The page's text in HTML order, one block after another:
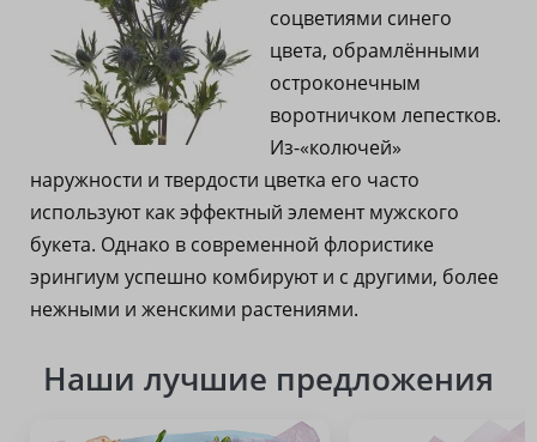
соцветиями синего
цвета, обрамлёнными
остроконечным
воротничком лепестков.
Из-«колючей»
наружности и твердости цветка его часто
используют как эффектный элемент мужского
букета. Однако в современной флористике
эрингиум успешно комбируют и с другими, более
нежными и женскими растениями.
Наши лучшие предложения